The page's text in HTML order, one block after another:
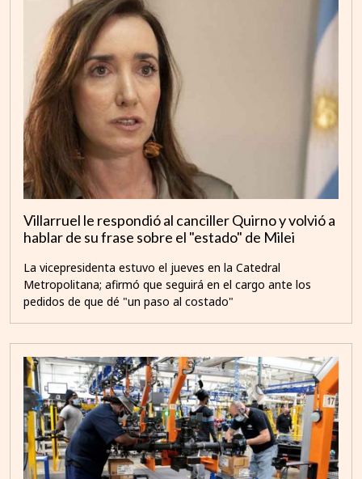
Villarruel le respondió al canciller Quirno y volvió a
hablar de su frase sobre el "estado" de Milei
La vicepresidenta estuvo el jueves en la Catedral
Metropolitana; afirmó que seguirá en el cargo ante los
pedidos de que dé "un paso al costado"